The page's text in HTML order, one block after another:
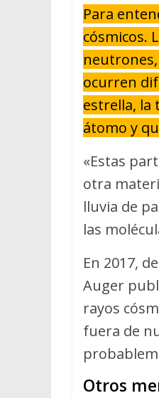
Para
cósmicos.
neutrones,
ocurren
estrella, la
átomo y
«Estas
otra
lluvia de
las
En 2017,
Auger
rayos
fuera de
Otros